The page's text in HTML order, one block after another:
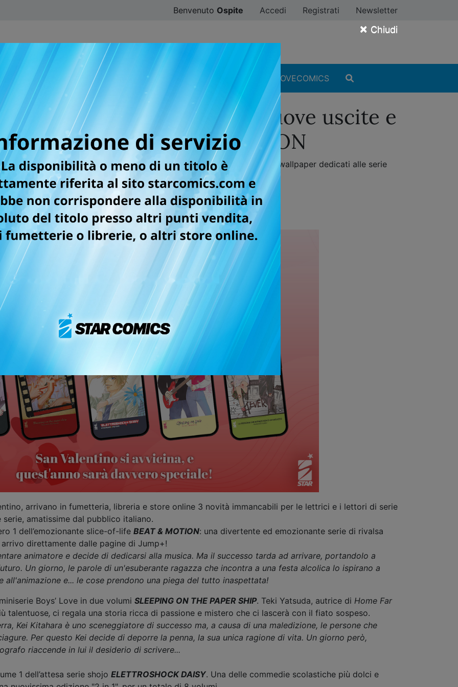
× Chiudi
Benvenuto Ospite Accedi Registrati Newsletter
SFOGLIA ONLINE DIGISTAR #ILOVEMANGA #ILOVECOMICS
San Valentino con tante nuove uscite e
WALLPAPER COLLECTION
ON THE PAPER SHIP, ELETTROSHOCK DAISY e una collezione di 5 wallpaper dedicati alle serie
03/02/2025
arrivano in fumetteria, libreria e store online 3 novità immancabili per le lettrici e i lettori di serie
amatissime dal pubblico italiano.
1 dell’emozionante slice-of-life BEAT & MOTION: una divertente ed emozionante serie di rivalsa
direttamente dalle pagine di Jump+!
animatore e decide di dedicarsi alla musica. Ma il successo tarda ad arrivare, portandolo a
Un giorno, le parole di un'esuberante ragazza che incontra a una festa alcolica lo ispirano a
e... le cose prendono una piega del tutto inaspettata!
Boys’ Love in due volumi SLEEPING ON THE PAPER SHIP. Teki Yatsuda, autrice di Home Far
talentuose, ci regala una storia ricca di passione e mistero che ci lascerà con il fiato sospeso.
Kei Kitahara è uno sceneggiatore di successo ma, a causa di una maledizione, le persone che
Per questo Kei decide di deporre la penna, la sua unica ragione di vita. Un giorno però,
riaccende in lui il desiderio di scrivere...
1 dell’attesa serie shojo ELETTROSHOCK DAISY. Una delle commedie scolastiche più dolci e